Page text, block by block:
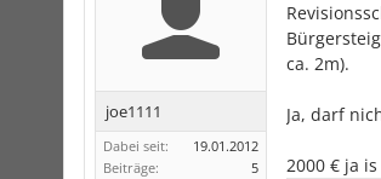
joe1111
Dabei seit:
19.01.2012
Beiträge:
5
ca. 2m).
Ja, darf
2000 € ja